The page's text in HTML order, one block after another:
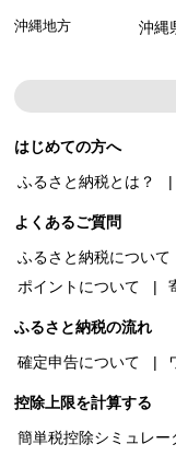
沖縄地方 沖縄
はじめての方へ
ふるさと納税とは？
よくあるご質問
ふるさと納税について
ポイントについて
ふるさと納税の流れ
確定申告について
控除上限を計算する
簡単税控除シミュレー